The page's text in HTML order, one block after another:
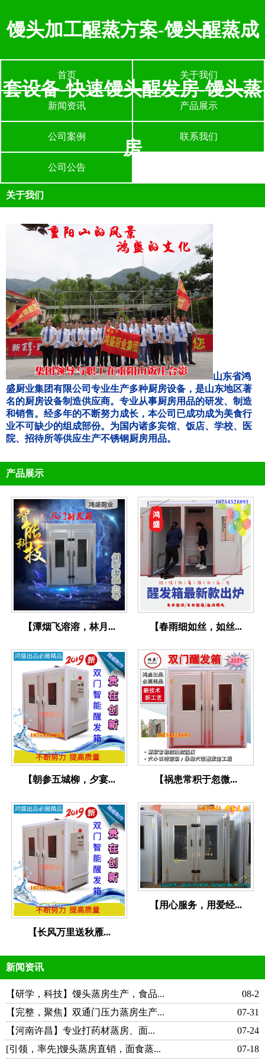
馒头加工醒蒸方案-馒头醒蒸成
套设备-快速馒头醒发房-馒头蒸
房
首页 关于我们
新闻资讯 产品展示
公司案例 联系我们
公司公告
关于我们
山东省鸿
盛厨业集团有限公司专业生产多种厨房设备，是山东地区著
名的厨房设备制造供应商。专业从事厨房用品的研发、制造
和销售。经多年的不断努力成长，本公司已成功成为美食行
业不可缺少的组成部份。为国内诸多宾馆、饭店、学校、医
院、招待所等供应生产不锈钢厨房用品。
产品展示
【潭烟飞溶溶，林月... 【春雨细如丝，如丝...
【朝参五城柳，夕宴... 【祸患常积于忽微...
【长风万里送秋雁...
【用心服务，用爱经...
新闻资讯
08-2
【研学，科技】馒头蒸房生产，食品...
07-31
【完整，聚焦】双通门压力蒸房生产...
07-24
【河南许昌】专业打药材蒸房、面...
07-18
[引领，率先]馒头蒸房直销，面食蒸...